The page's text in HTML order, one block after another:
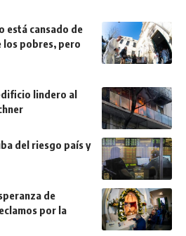
está cansado de
los pobres, pero
lindero al
del riesgo país y
de
por la